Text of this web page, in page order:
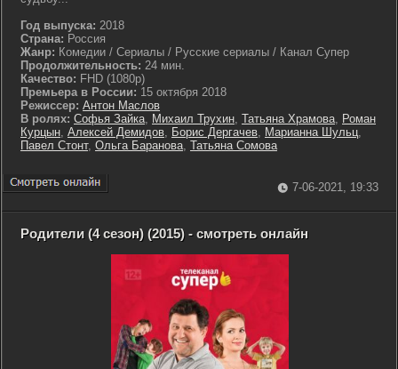
Год выпуска: 2018
Страна: Россия
Жанр: Комедии / Сериалы / Русские сериалы / Канал Супер
Продолжительность: 24 мин.
Качество: FHD (1080p)
Премьера в России: 15 октября 2018
Режиссер: Антон Маслов
В ролях: Софья Зайка, Михаил Трухин, Татьяна Храмова, Роман
Курцын, Алексей Демидов, Борис Дергачев, Марианна Шульц,
Павел Стонт, Ольга Баранова, Татьяна Сомова
7-06-2021, 19:33
Родители (4 сезон) (2015) - смотреть онлайн